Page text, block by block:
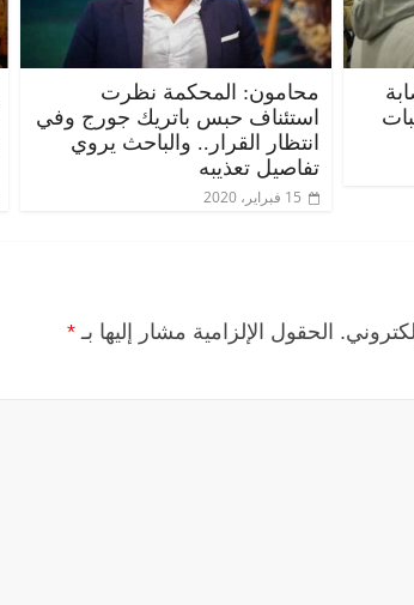
محامون: المحكمة نظرت
استئناف حبس باتريك جورج وفي
انتظار القرار.. والباحث يروي
تفاصيل تعذيبه
15 فبراير، 2020
الحقول الإلزامية مشار إليها بـ *